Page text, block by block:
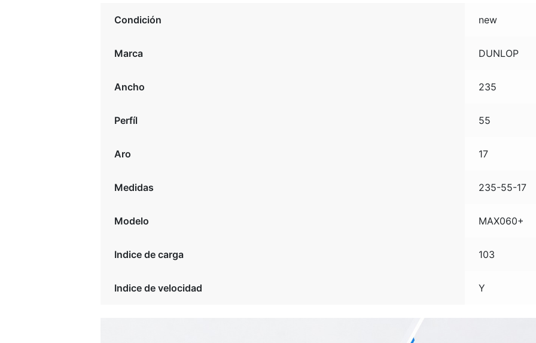
Condición new
Marca DUNLOP
Ancho 235
Perfíl 55
Aro 17
Medidas 235-55-17
Modelo MAX060+
Indice de carga 103
Indice de velocidad Y